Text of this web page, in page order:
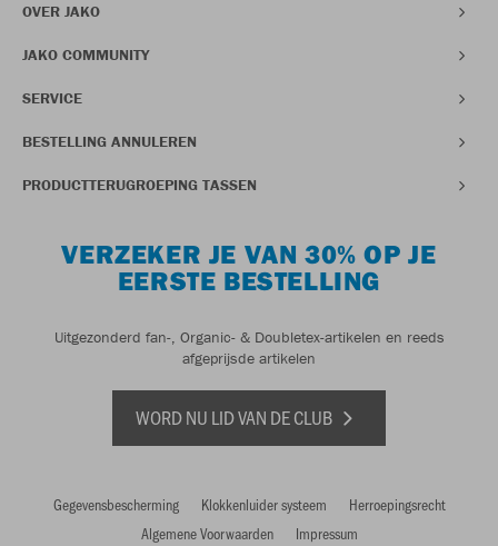
OVER JAKO
JAKO COMMUNITY
SERVICE
BESTELLING ANNULEREN
PRODUCTTERUGROEPING TASSEN
VERZEKER JE VAN 30% OP JE
EERSTE BESTELLING
Uitgezonderd fan-, Organic- & Doubletex-artikelen en reeds
afgeprijsde artikelen
WORD NU LID VAN DE CLUB
Gegevensbescherming Klokkenluider systeem
Herroepingsrecht
Algemene Voorwaarden
Impressum